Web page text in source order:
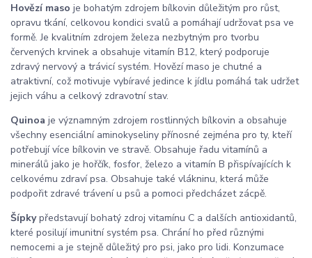
Hovězí maso je bohatým zdrojem bílkovin důležitým pro růst,
opravu tkání, celkovou kondici svalů a pomáhají udržovat psa ve
formě. Je kvalitním zdrojem železa nezbytným pro tvorbu
červených krvinek a obsahuje vitamín B12, který podporuje
zdravý nervový a trávicí systém. Hovězí maso je chutné a
atraktivní, což motivuje vybíravé jedince k jídlu pomáhá tak udržet
jejich váhu a celkový zdravotní stav.
Quinoa je významným zdrojem rostlinných bílkovin a obsahuje
všechny esenciální aminokyseliny přínosné zejména pro ty, kteří
potřebují více bílkovin ve stravě. Obsahuje řadu vitamínů a
minerálů jako je hořčík, fosfor, železo a vitamín B přispívajících k
celkovému zdraví psa. Obsahuje také vlákninu, která může
podpořit zdravé trávení u psů a pomoci předcházet zácpě.
Šípkypředstavují bohatý zdroj vitamínu C a dalších antioxidantů,
které posilují imunitní systém psa. Chrání ho před různými
nemocemi a je stejně důležitý pro psi, jako pro lidi. Konzumace